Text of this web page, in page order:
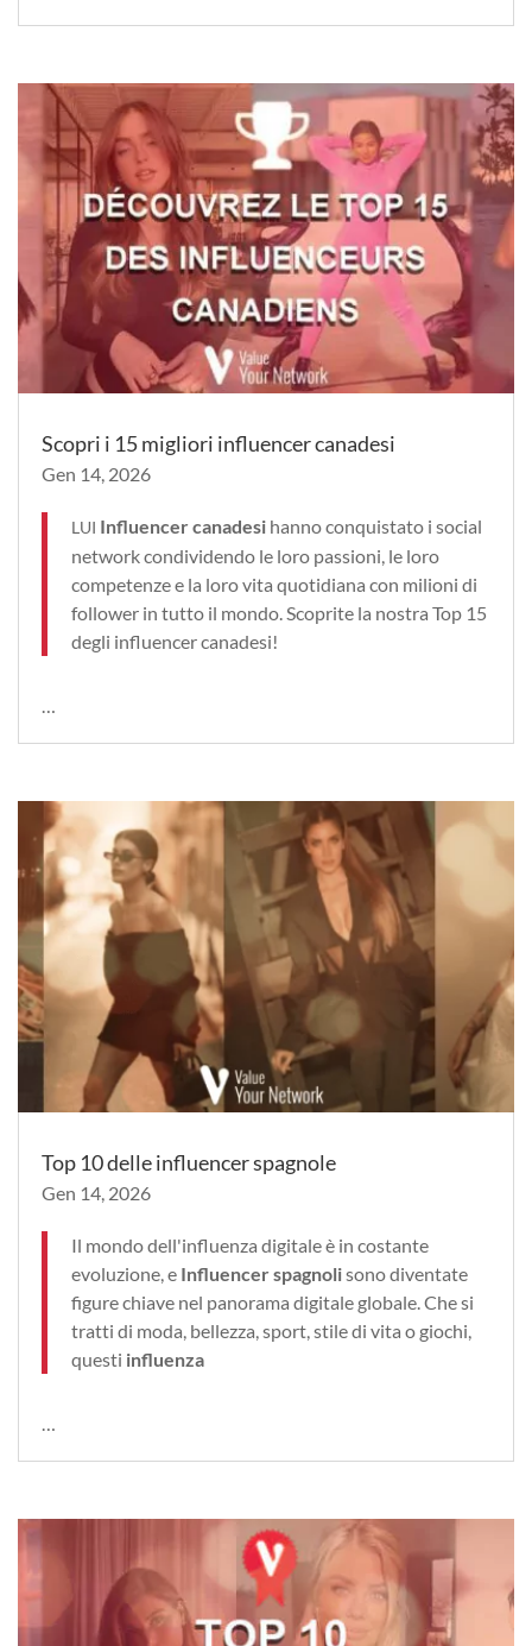
Scopri i 15 migliori influencer canadesi
Gen 14, 2026
LUI Influencer canadesi hanno conquistato i social
network condividendo le loro passioni, le loro
competenze e la loro vita quotidiana con milioni di
follower in tutto il mondo. Scoprite la nostra Top 15
degli influencer canadesi!
…
Top 10 delle influencer spagnole
Gen 14, 2026
Il mondo dell'influenza digitale è in costante
evoluzione, e Influencer spagnolisono diventate
figure chiave nel panorama digitale globale. Che si
tratti di moda, bellezza, sport, stile di vita o giochi,
questi influenza